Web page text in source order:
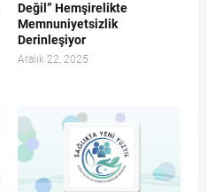
Değil” Hemşirelikte
Memnuniyetsizlik
Derinleşiyor
Aralık 22, 2025